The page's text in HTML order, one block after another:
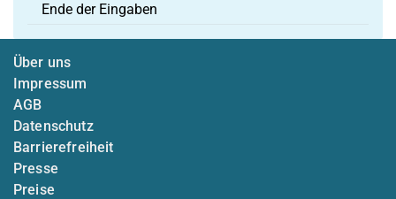
Ende der Eingaben
Über uns
Impressum
AGB
Datenschutz
Barrierefreiheit
Presse
Preise